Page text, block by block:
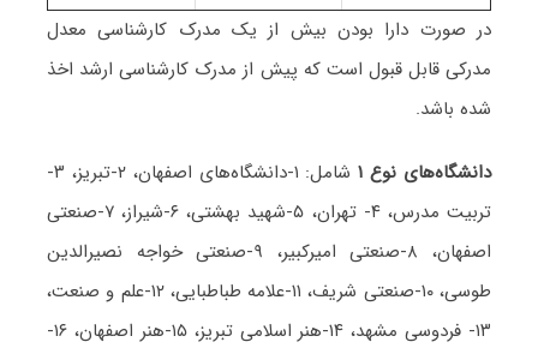
در صورت دارا بودن بیش از یک مدرک کارشناسی معدل
مدرکی قابل قبول است که پیش از مدرک کارشناسی ارشد اخذ
شده باشد.
دانشگاه‌های نوع ۱
شامل: ۱-دانشگاه‌های اصفهان، ۲-تبریز، ۳-
تربیت مدرس، ۴- تهران، ۵-شهید بهشتی، ۶-شیراز، ۷-صنعتی
اصفهان، ۸-صنعتی امیرکبیر، ۹-صنعتی خواجه نصیرالدین
طوسی، ۱۰-صنعتی شریف، ۱۱-علامه طباطبایی، ۱۲-علم و صنعت،
۱۳- فردوسی مشهد، ۱۴-هنر اسلامی تبریز، ۱۵-هنر اصفهان، ۱۶-